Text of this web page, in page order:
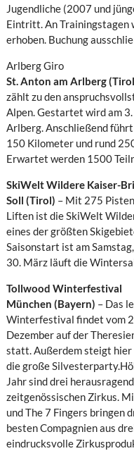
Jugendliche (2007 und
Eintritt. An
erhoben. Buchung
Arlberg Giro
St. Anton am Arlberg
zählt zu den
Alpen. Gestartet wird am
Arlberg. Anschließend
150 Kilometer und rund
Erwartet werden 1500
SkiWelt Wildere Kaiser-
Soll (Tirol) – Mit 275
Liften ist die SkiWelt
eines der größten
Saisonstart ist am
30. März läuft die
Tollwood Winterfestival
München (Bayern) – Das
Winterfestival findet vom
Dezember auf der
statt. Außerdem steigt hier
die große
Jahr sind drei
zeitgenössischen Zirkus.
und The 7 Fingers bringen
besten Compagnien aus
eindrucksvolle